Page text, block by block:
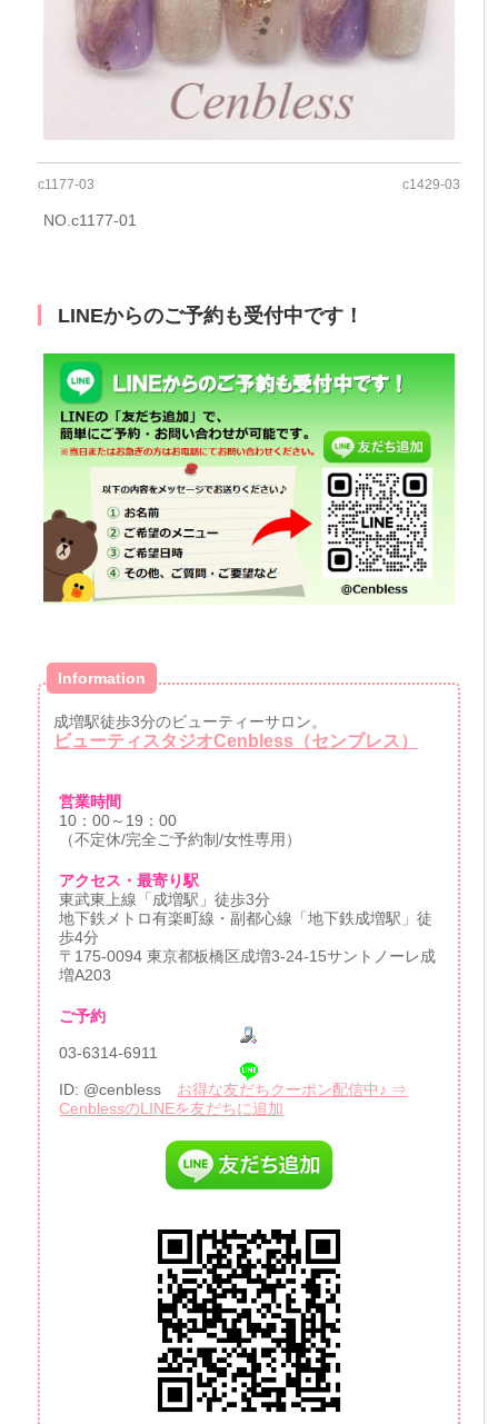
c1177-03 c1429-03
NO.c1177-01
LINEからのご予約も受付中です！
Information
成増駅徒歩3分のビューティーサロン。
ビューティスタジオCenbless（センブレス）
営業時間
10：00～19：00
（不定休/完全ご予約制/女性専用）
アクセス・最寄り駅
東武東上線「成増駅」徒歩3分
地下鉄メトロ有楽町線・副都心線「地下鉄成増駅」徒
歩4分
〒175-0094 東京都板橋区成増3-24-15サントノーレ成
増A203
ご予約
03-6314-6911
ID: @cenbless お得な友だちクーポン配信中♪ ⇒
CenblessのLINEを友だちに追加